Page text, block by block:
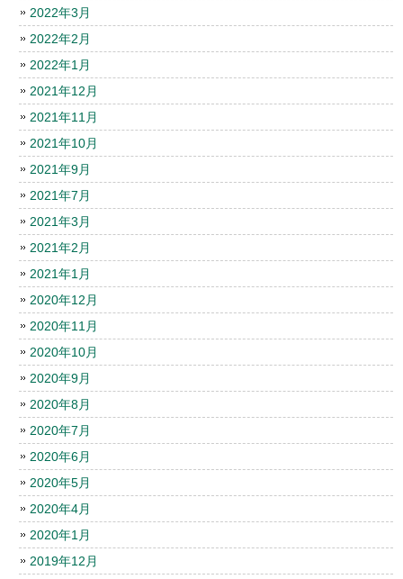
2022年3月
2022年2月
2022年1月
2021年12月
2021年11月
2021年10月
2021年9月
2021年7月
2021年3月
2021年2月
2021年1月
2020年12月
2020年11月
2020年10月
2020年9月
2020年8月
2020年7月
2020年6月
2020年5月
2020年4月
2020年1月
2019年12月